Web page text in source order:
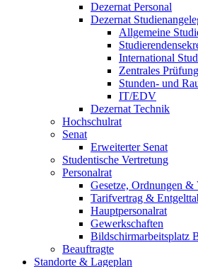
Dezernat Personal
Dezernat
Allgemeine
International
Zentrales
Stunden- und
IT/EDV
Dezernat Technik
Hochschulrat
Senat
Erweiterter Senat
Studentische Vertretung
Personalrat
Gesetze, Ordnungen &
Tarifvertrag &
Hauptpersonalrat
Gewerkschaften
Bildschirmarbeitsplatz
Beauftragte
Standorte & Lageplan